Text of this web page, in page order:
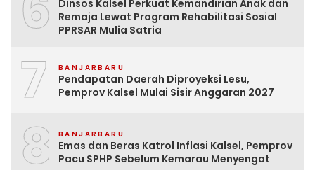
Dinsos Kalsel Perkuat Kemandirian Anak dan
Remaja Lewat Program Rehabilitasi Sosial
PPRSAR Mulia Satria
7 BANJARBARU
Pendapatan Daerah Diproyeksi Lesu,
Pemprov Kalsel Mulai Sisir Anggaran 2027
8 BANJARBARU
Emas dan Beras Katrol Inflasi Kalsel, Pemprov
Pacu SPHP Sebelum Kemarau Menyengat